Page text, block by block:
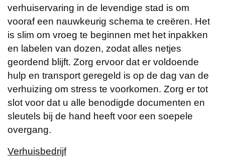
verhuiservaring in de levendige stad is om
vooraf een nauwkeurig schema te creëren. Het
is slim om vroeg te beginnen met het inpakken
en labelen van dozen, zodat alles netjes
geordend blijft. Zorg ervoor dat er voldoende
hulp en transport geregeld is op de dag van de
verhuizing om stress te voorkomen. Zorg er tot
slot voor dat u alle benodigde documenten en
sleutels bij de hand heeft voor een soepele
overgang.
Verhuisbedrijf